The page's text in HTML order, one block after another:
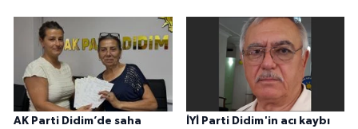
AK Parti Didim’de saha
İYİ Parti Didim'in acı kaybı